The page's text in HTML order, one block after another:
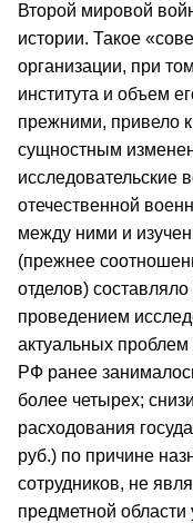
Второй мировой
истории. Такое
организации, при
института и объем
прежними, привело
сущностным
исследовательские
отечественной
между ними и
(прежнее
отделов)
проведением
актуальных
РФ ранее
более четырех;
расходования
руб.) по причине
сотрудников, не
предметной области